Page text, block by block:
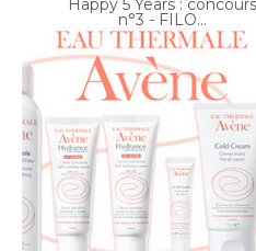
Happy 5 Years : concours
n°2 AVENE